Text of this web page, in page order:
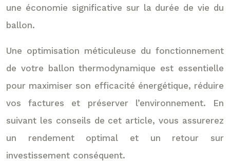
une économie significative sur la durée de vie du
ballon.
Une optimisation méticuleuse du fonctionnement
de votre ballon thermodynamique est essentielle
pour maximiser son efficacité énergétique, réduire
vos factures et préserver l’environnement. En
suivant les conseils de cet article, vous assurerez
un rendement optimal et un retour sur
investissement conséquent.